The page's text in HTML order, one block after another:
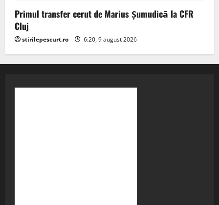
Primul transfer cerut de Marius Șumudică la CFR
Cluj
stirilepescurt.ro 6:20, 9 august 2026